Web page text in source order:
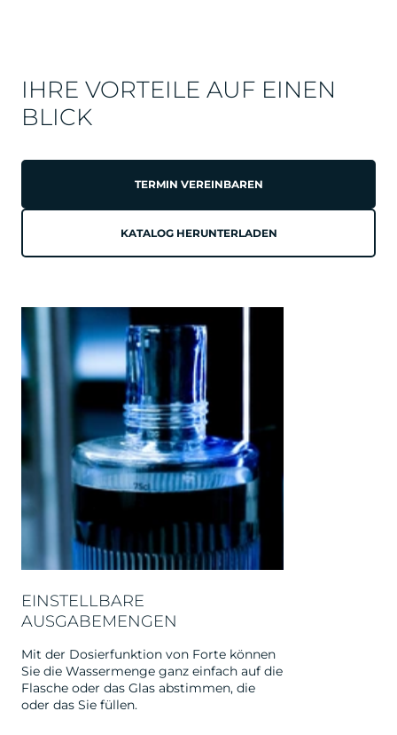
IHRE VORTEILE AUF EINEN
BLICK
TERMIN VEREINBAREN
KATALOG HERUNTERLADEN
EINSTELLBARE
AUSGABEMENGEN
Mit der Dosierfunktion von Forte können
Sie die Wassermenge ganz einfach auf die
Flasche oder das Glas abstimmen, die
oder das Sie füllen.